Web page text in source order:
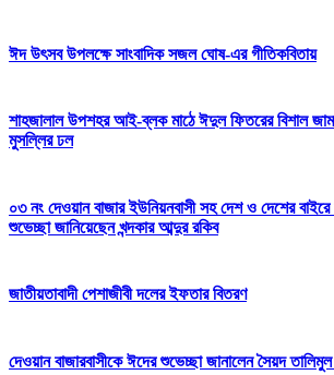
ঈদ উৎসব উপলক্ষে সাংবাদিক সজল ঘোষ-এর গীতিকবিতায়
শাহজালাল উপশহর আই-ব্লক মাঠে ঈদুল ফিতরের বিশাল
মুসল্লির ঢল
০৩ নং দেওয়ান বাজার ইউনিয়নবাসী সহ দেশ ও দেশের
শুভেচ্ছা জানিয়েছেন খন্দকার আব্দুর রকিব
জাতীয়তাবাদী পেশাজীবী দলের ইফতার বিতরণ
দেওয়ান বাজারবাসীকে ঈদের শুভেচ্ছা জানালেন সৈয়দ